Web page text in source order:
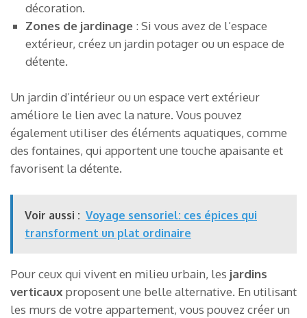
décoration.
Zones de jardinage : Si vous avez de l’espace
extérieur, créez un jardin potager ou un espace de
détente.
Un jardin d’intérieur ou un espace vert extérieur
améliore le lien avec la nature. Vous pouvez
également utiliser des éléments aquatiques, comme
des fontaines, qui apportent une touche apaisante et
favorisent la détente.
Voir aussi : Voyage sensoriel: ces épices qui
transforment un plat ordinaire
Pour ceux qui vivent en milieu urbain, les jardins
verticaux proposent une belle alternative. En utilisant
les murs de votre appartement, vous pouvez créer un